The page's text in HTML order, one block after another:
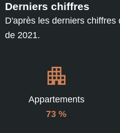
Derniers chiffres
D'après les derniers
de 2021.
Appartements
73 %